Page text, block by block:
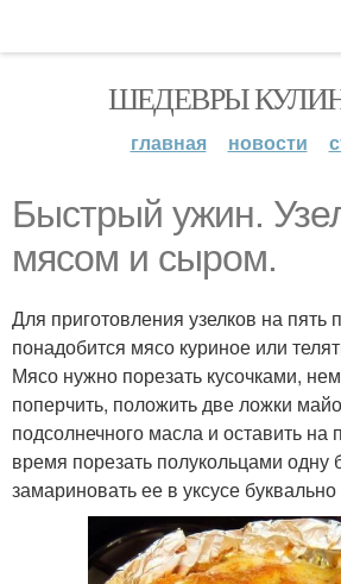
ШЕДЕВРЫ
главная новости
Быстрый ужин.
мясом и сыром.
Для приготовления узелков на пять
понадобится мясо куриное или
Мясо нужно порезать кусочками,
поперчить, положить две ложки
подсолнечного масла и оставить на
время порезать полукольцами одну
замариновать ее в уксусе